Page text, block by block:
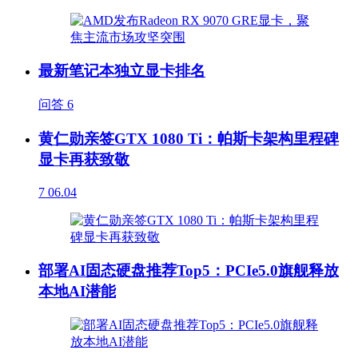
最新笔记本独立显卡排名
问答 6
黄仁勋亲签GTX 1080 Ti：帕斯卡架构里程碑
显卡再获致敬
7 06.04
部署AI固态硬盘推荐Top5：PCIe5.0旗舰释放
本地AI潜能